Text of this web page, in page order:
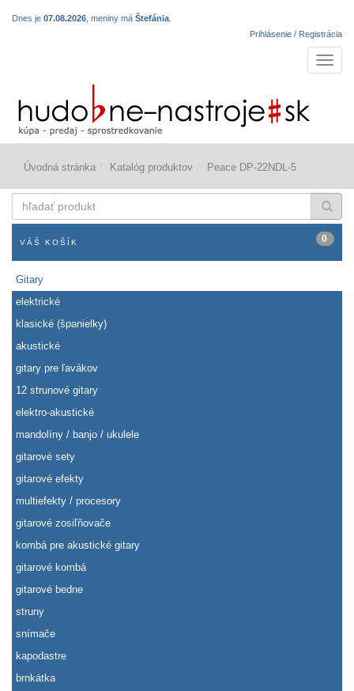
Dnes je 07.08.2026 , meniny má Štefánia
Prihlásenie / Registrácia
Úvodná stránka Katalóg produktov Peace DP-22NDL-5
produkt
VÁŠ KOŠÍK 0
Gitary
elektrické
klasické (španielky)
akustické
gitary pre ľavákov
12 strunové gitary
elektro-akustické
mandolíny / banjo / ukulele
gitarové sety
gitarové efekty
multiefekty / procesory
gitarové zosiľňovače
kombá pre akustické gitary
gitarové kombá
gitarové bedne
struny
snímače
kapodastre
brnkátka